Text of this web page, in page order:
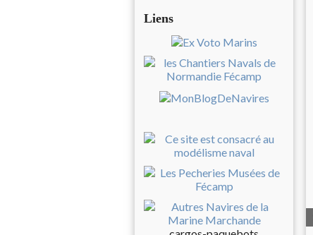
Liens